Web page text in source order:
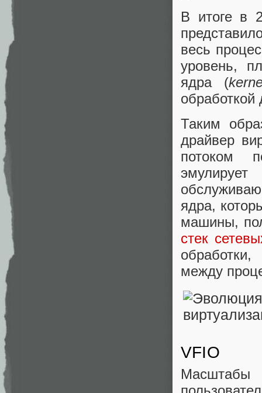
В итоге в
весь
уровень,
ядра (
Таким
драйвер
потоком
ядра,
машины,
стек
между
VFIO
Масштабы